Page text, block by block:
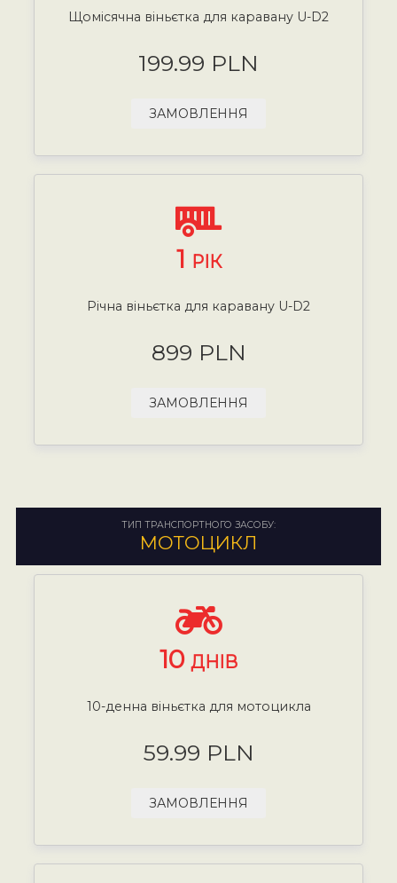
Щомісячна віньєтка для каравану U-D2
199.99 PLN
ЗАМОВЛЕННЯ
1 РІК
Річна віньєтка для каравану U-D2
899 PLN
ЗАМОВЛЕННЯ
ТИП ТРАНСПОРТНОГО ЗАСОБУ:
МОТОЦИКЛ
10 ДНІВ
10-денна віньєтка для мотоцикла
59.99 PLN
ЗАМОВЛЕННЯ